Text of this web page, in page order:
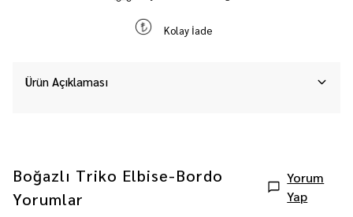
Kolay İade
Ürün Açıklaması
Boğazlı Triko Elbise-Bordo
Yorumlar
Yorum
Yap